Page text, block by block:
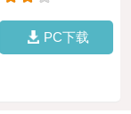
PC下载